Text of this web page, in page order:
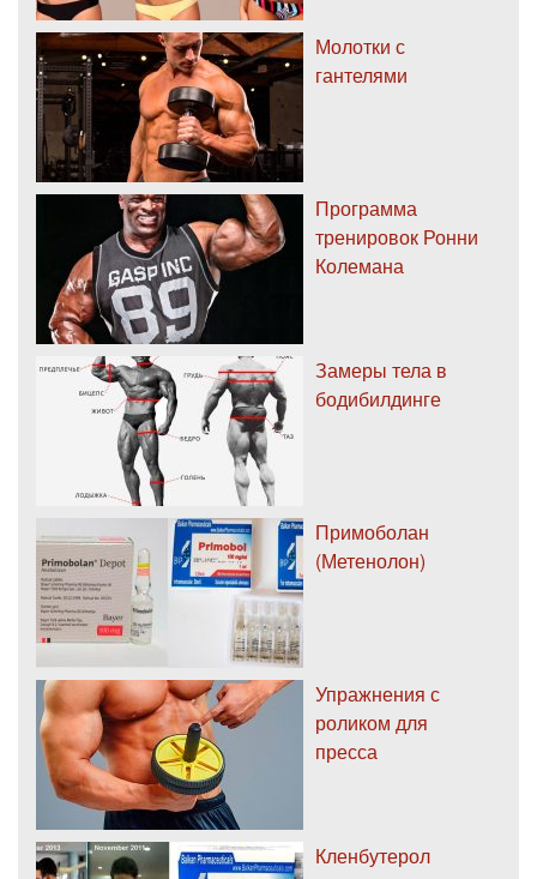
Молотки с
гантелями
Программа
тренировок Ронни
Колемана
Замеры тела в
бодибилдинге
Примоболан
(Метенолон)
Упражнения с
роликом для
пресса
Кленбутерол